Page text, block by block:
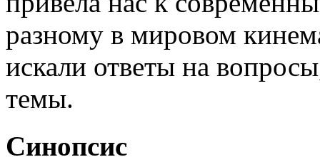
разному в мировом
искали ответы на
темы.
Синопсис